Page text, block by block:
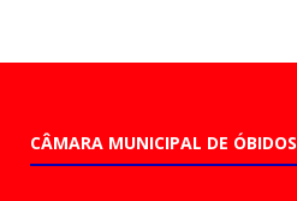
CÂMARA MUNICIPAL DE ÓBIDOS